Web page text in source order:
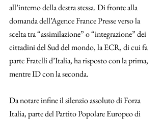
all’interno della destra stessa. Di fronte alla
domanda dell’Agence France Presse verso la
scelta tra “assimilazione” o “integrazione” dei
cittadini del Sud del mondo, la ECR, di cui fa
parte Fratelli d’Italia, ha risposto con la prima,
mentre ID con la seconda.
Da notare infine il silenzio assoluto di Forza
Italia, parte del Partito Popolare Europeo di